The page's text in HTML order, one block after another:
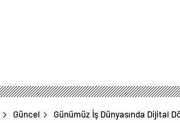
Güncel Günümüz İş Dünyasında Dijital